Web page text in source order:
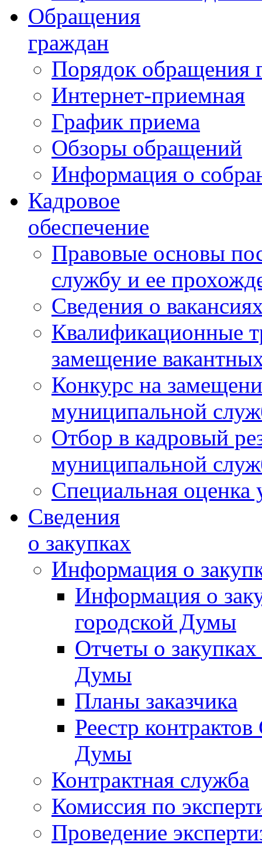
Обращения
граждан
Порядок обращения
Интернет-приемная
График приема
Обзоры обращений
Информация о
Кадровое
обеспечение
Правовые основы
службу и ее
Сведения о
Квалификационные
замещение
Конкурс на
муниципальной
Отбор в кадровый
муниципальной
Специальная оценка
Сведения
о закупках
Информация о
Информация о
городской Думы
Отчеты о
Думы
Планы заказчика
Реестр
Думы
Контрактная служба
Комиссия по
Проведение